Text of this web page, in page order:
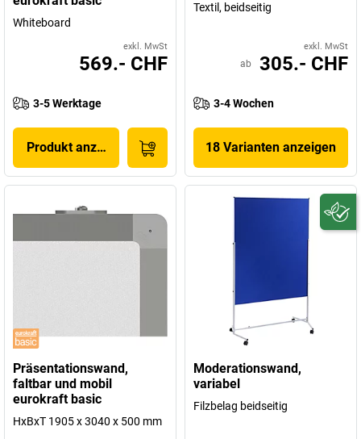
Whiteboard
exkl. MwSt
569.- CHF
3-5 Werktage
Produkt anzeigen
Textil, beidseitig
exkl. MwSt
ab 305.- CHF
3-4 Wochen
18 Varianten anzeigen
Präsentationswand,
faltbar und mobil
eurokraft basic
HxBxT 1905 x 3040 x 500 mm
Moderationswand,
variabel
Filzbelag beidseitig